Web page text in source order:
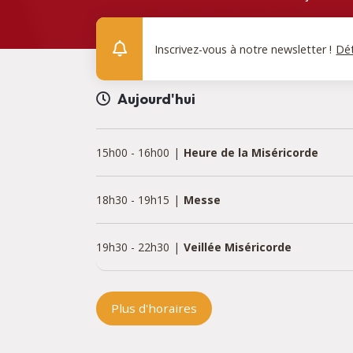
Inscrivez-vous à notre newsletter !
Aujourd'hui
15h00 - 16h00 Heure de la Miséricorde
18h30 - 19h15 Messe
19h30 - 22h30 Veillée Miséricorde
Plus d'horaires